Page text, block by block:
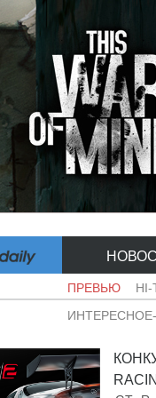
ПРЕВЬЮ HI-